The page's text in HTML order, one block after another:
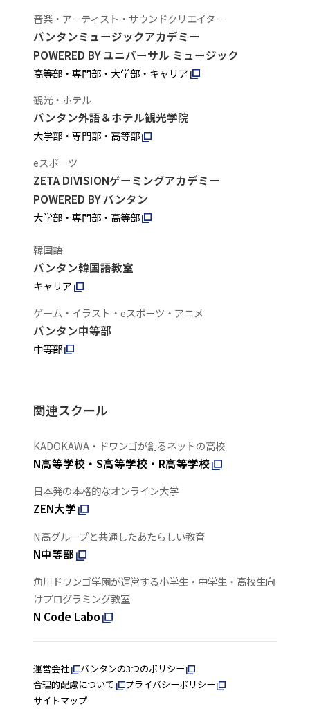
音楽・アーティスト・サウンドクリエイター
バンタンミュージックアカデミー
POWERED BY ユニバーサル ミュージック
高等部・専門部・大学部・キャリア
観光・ホテル
バンタン外語＆ホテル観光学院
大学部・専門部・高等部
eスポーツ
ZETA DIVISIONゲーミングアカデミー
POWERED BY バンタン
大学部・専門部・高等部
韓国語
バンタン韓国語教室
キャリア
ゲーム・イラスト・eスポーツ・アニメ
バンタン中等部
中等部
関連スクール
KADOKAWA・ドワンゴが創るネットの高校
N高等学校・S高等学校・R高等学校
日本発の本格的なオンライン大学
ZEN大学
N高グループと共通したあたらしい教育
N中等部
角川ドワンゴ学園が運営する小学生・中学生・高校生向
けプログラミング教室
N Code Labo
運営会社
バンタンの3つのポリシー
合理的配慮について
プライバシーポリシー
サイトマップ